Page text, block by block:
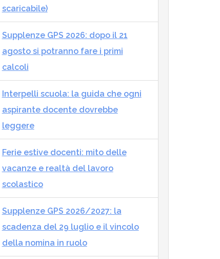
scaricabile)
Supplenze GPS 2026: dopo il 21
agosto si potranno fare i primi
calcoli
Interpelli scuola: la guida che ogni
aspirante docente dovrebbe
leggere
Ferie estive docenti: mito delle
vacanze e realtà del lavoro
scolastico
Supplenze GPS 2026/2027: la
scadenza del 29 luglio e il vincolo
della nomina in ruolo